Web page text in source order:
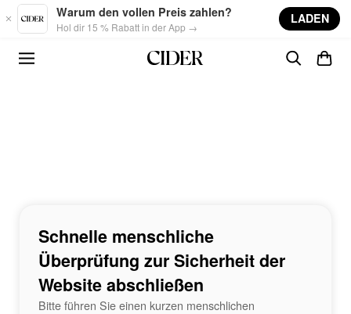
Skip to main content
Warum den vollen Preis zahlen?
Hol dir 15 % Rabatt in der App →
LADEN
Schnelle menschliche
Überprüfung zur Sicherheit der
Website abschließen
Bitte führen Sie einen kurzen menschlichen